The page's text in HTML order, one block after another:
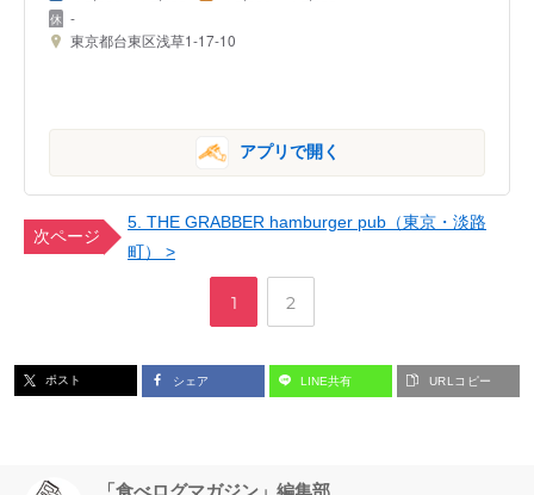
-
東京都台東区浅草1-17-10
アプリで開く
次ページ
5. THE GRABBER hamburger pub（東京・淡路
町） >
ペ
ジ
1
,
ペ
ジ
2
ポスト シェア LINE共有 URLコピー
「食べログマガジン」編集部